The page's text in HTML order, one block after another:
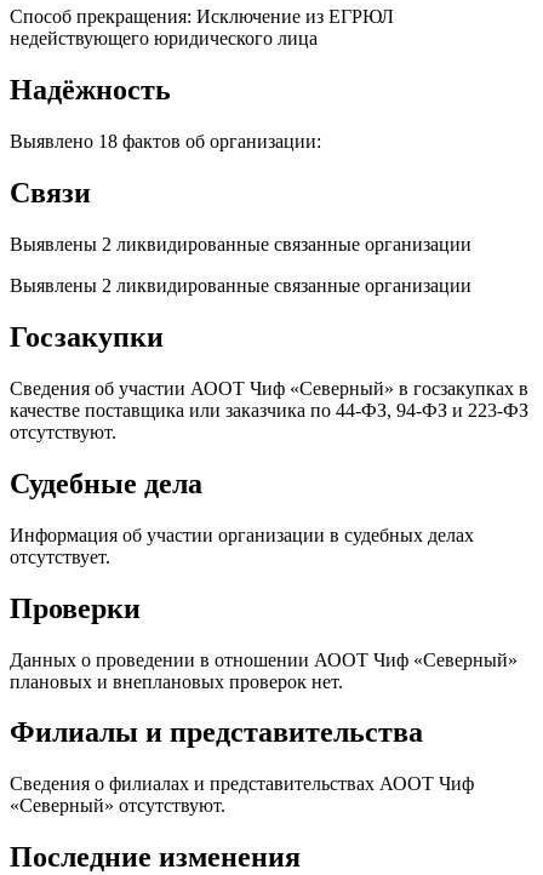
Способ прекращения: Исключение из ЕГРЮЛ
недействующего юридического лица
Надёжность
Выявлено 18 фактов об организации:
Связи
Выявлены 2 ликвидированные связанные организации
Выявлены 2 ликвидированные связанные организации
Госзакупки
Сведения об участии АООТ Чиф «Северный» в госзакупках в
качестве поставщика или заказчика по 44-ФЗ, 94-ФЗ и 223-ФЗ
отсутствуют.
Судебные дела
Информация об участии организации в судебных делах
отсутствует.
Проверки
Данных о проведении в отношении АООТ Чиф «Северный»
плановых и внеплановых проверок нет.
Филиалы и представительства
Сведения о филиалах и представительствах АООТ Чиф
«Северный» отсутствуют.
Последние изменения